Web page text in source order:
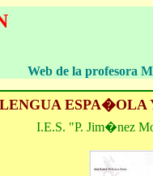
Web de la profesora
LENGUA ESPA�OLA
I.E.S. "P. Jim�nez